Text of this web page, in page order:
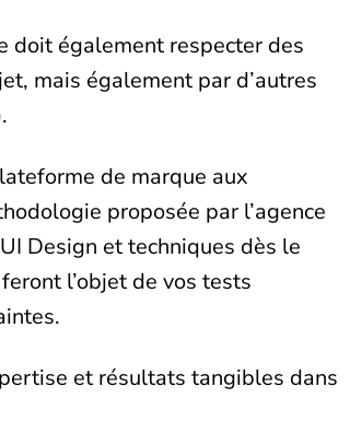
doit également respecter des
mais également par d’autres
de marque aux
proposée par l’agence
Design et techniques dès le
l’objet de vos tests
et résultats tangibles dans